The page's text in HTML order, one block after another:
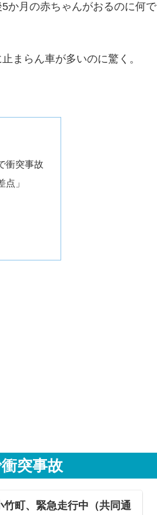
か月の赤ちゃんがおるのに何で
まらん車が多いのに驚く。
衝突事故
」
突事故
町、緊急走行中（共同通